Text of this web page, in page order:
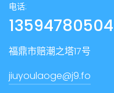
电话:
13594780504
福鼎市赔潮之塔17号
jiuyoulaoge@j9.fo